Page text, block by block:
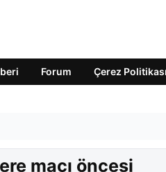
Forum Çerez Politikası
maçı öncesi